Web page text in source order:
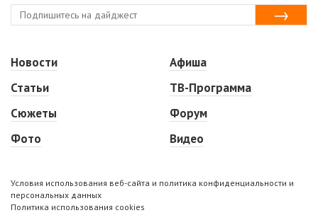
Новости
Статьи
Сюжеты
Фото
Афиша
ТВ-Программа
Форум
Видео
Условия использования веб-сайта и политика конфиденциальности и
персональных данных
Политика использования cookies